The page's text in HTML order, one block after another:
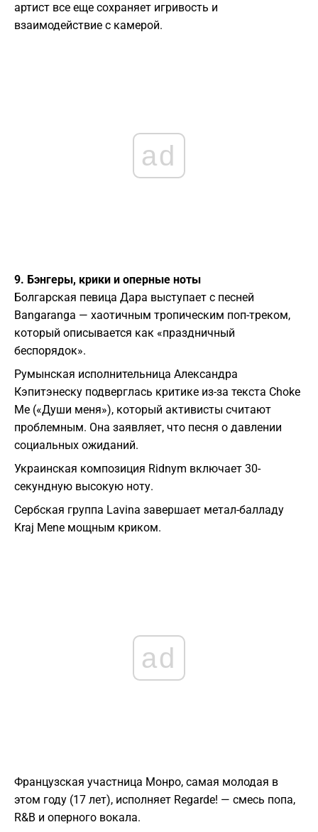
артист все еще сохраняет игривость и
взаимодействие с камерой.
ad
9. Бэнгеры, крики и оперные ноты
Болгарская певица Дара выступает с песней
Bangaranga — хаотичным тропическим поп-треком,
который описывается как «праздничный
беспорядок».
Румынская исполнительница Александра
Кэпитэнеску подверглась критике из-за текста Choke
Me («Души меня»), который активисты считают
проблемным. Она заявляет, что песня о давлении
социальных ожиданий.
Украинская композиция Ridnym включает 30-
секундную высокую ноту.
Сербская группа Lavina завершает метал-балладу
Kraj Mene мощным криком.
ad
Французская участница Монро, самая молодая в
этом году (17 лет), исполняет Regarde! — смесь попа,
R&B и оперного вокала.